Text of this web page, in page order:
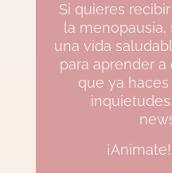
Si quieres
la
una vida
para aprender
que ya